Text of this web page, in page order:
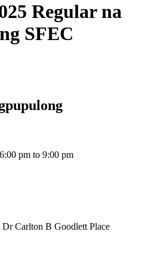
Regular na
SFEC
6:00 pm to 9:00 pm
Dr Carlton B Goodlett Place